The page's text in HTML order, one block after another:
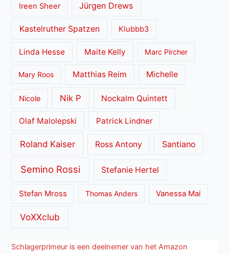
Ireen Sheer Jürgen Drews
Kastelruther Spatzen Klubbb3
Linda Hesse Maite Kelly Marc Pircher
Mary Roos Matthias Reim Michelle
Nicole Nik P Nockalm Quintett
Olaf Malolepski Patrick Lindner
Roland Kaiser Ross Antony Santiano
Semino Rossi Stefanie Hertel
Stefan Mross Thomas Anders Vanessa Mai
VoXXclub
Schlagerprimeur is een deelnemer van het Amazon